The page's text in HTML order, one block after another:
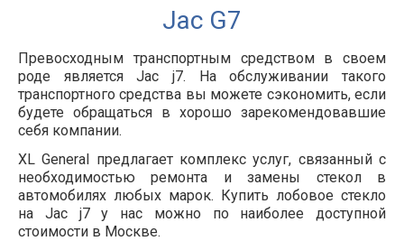
Jac G7
Превосходным транспортным средством в своем
роде является Jac j7. На обслуживании такого
транспортного средства вы можете сэкономить, если
будете обращаться в хорошо зарекомендовавшие
себя компании.
XL General предлагает комплекс услуг, связанный с
необходимостью ремонта и замены стекол в
автомобилях любых марок. Купить лобовое стекло
на Jac j7 у нас можно по наиболее доступной
стоимости в Москве.